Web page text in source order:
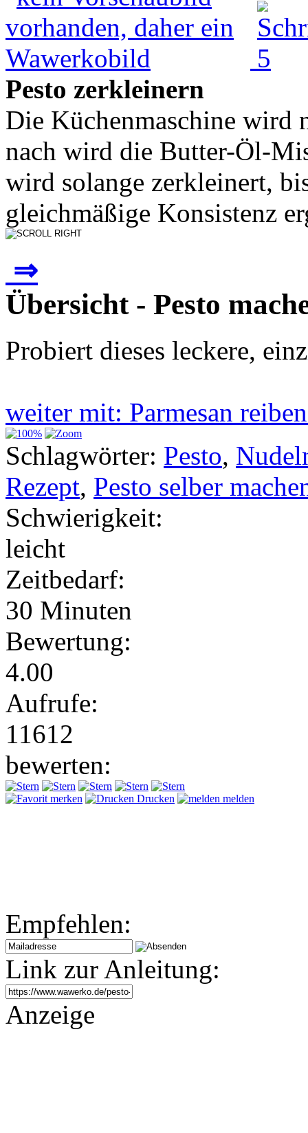
Pesto zerkleinern
Die Küchenmaschine wird
nach wird die Butter-Öl-
wird solange zerkleinert,
gleichmäßige Konsistenz
⇒
Übersicht - Pesto
Probiert dieses leckere,
weiter mit: Parmesan
Schlagwörter: Pesto,
Rezept, Pesto selber
Schwierigkeit:
leicht
Zeitbedarf:
30 Minuten
Bewertung:
4.00
Aufrufe:
11612
bewerten:
merken Drucken melden
Empfehlen:
Link zur Anleitung:
Anzeige